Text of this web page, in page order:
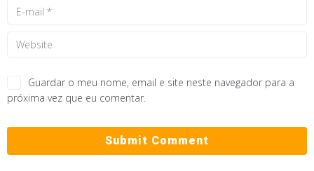
Guardar o meu nome, email e site neste navegador para a
próxima vez que eu comentar.